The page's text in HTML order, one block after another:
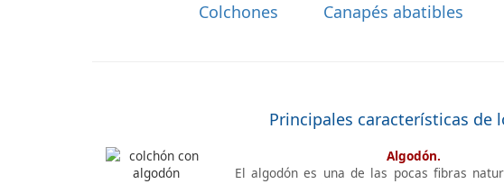
Colchones Canapés abatibles
Principales características de
Algodón.
El algodón es una de las pocas fibras